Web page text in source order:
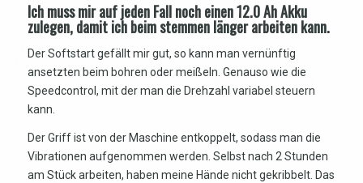
Ich muss mir auf jeden Fall noch einen 12.0 Ah Akku
zulegen, damit ich beim stemmen länger arbeiten kann.
Der Softstart gefällt mir gut, so kann man vernünftig
ansetzten beim bohren oder meißeln. Genauso wie die
Speedcontrol, mit der man die Drehzahl variabel steuern
kann.
Der Griff ist von der Maschine entkoppelt, sodass man die
Vibrationen aufgenommen werden. Selbst nach 2 Stunden
am Stück arbeiten, haben meine Hände nicht gekribbelt. Das